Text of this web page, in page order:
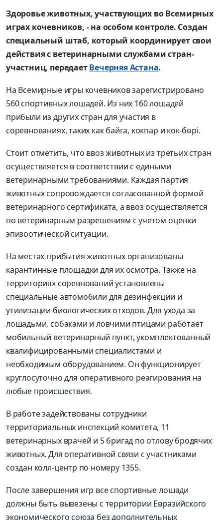
Здоровье животных, участвующих во Всемирных
играх кочевников, - на особом контроле. Создан
специальный штаб, который координирует свои
действия с ветеринарными службами стран-
участниц, передаетВечерняя Астана.
На Всемирные игры кочевников зарегистрировано
560 спортивных лошадей. Из них 160 лошадей
прибыли из других стран для участия в
соревнованиях, таких как байга, кокпар и кок-бөрі.
Стоит отметить, что ввоз животных из третьих стран
осуществляется в соответствии с едиными
ветеринарными требованиями. Каждая партия
животных сопровождается согласованной формой
ветеринарного сертификата, а ввоз осуществляется
по ветеринарным разрешениям с учетом оценки
эпизоотической ситуации.
На местах прибытия животных организованы
карантинные площадки для их осмотра. Также на
территориях соревнований установлены
специальные автомобили для дезинфекции и
утилизации биологических отходов. Для ухода за
лошадьми, собаками и ловчими птицами работает
мобильный ветеринарный пункт, укомплектованный
квалифицированными специалистами и
необходимым оборудованием. Он функционирует
круглосуточно для оперативного реагирования на
любые происшествия.
В работе задействованы сотрудники
территориальных инспекций комитета, 11
ветеринарных врачей и 5 бригад по отлову бродячих
животных. Для оперативной связи с участниками
создан колл-центр по номеру 1355.
После завершения игр все спортивные лошади
должны быть вывезены с территории Евразийского
экономического союза без дополнительных